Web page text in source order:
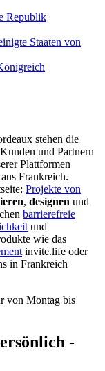
Republik
Staaten von
stehen die
und Partnern
Plattformen
Frankreich.
Projekte von
, designen und
barrierefreie
und
wie das
invite.life oder
in Frankreich
von Montag bis
-